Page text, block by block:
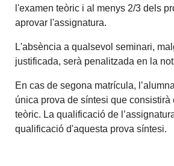
l'examen teòric i al menys 2/3 dels
aprovar l'assignatura.
L'absència a qualsevol seminari,
justificada, serà penalitzada en la
En cas de segona matrícula,
única prova de síntesi que consistirà
teòric. La qualificació de
qualificació d'aquesta prova síntesi.